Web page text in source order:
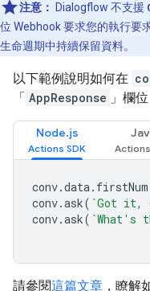
注意： Dialogflow 不支援
位 Webhook 要求您的執行要
生命週期中持續保留資料。
以下範例說明如何在
「 AppResponse 」 欄位
Node.js
conv.data. firstNum
conv.ask( `Got it,
conv.ask( `What's
請參閱這篇文章 ，瞭解